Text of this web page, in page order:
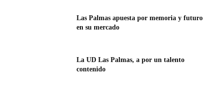
Las Palmas apuesta por memoria y futuro
en su mercado
La UD Las Palmas, a por un talento
contenido